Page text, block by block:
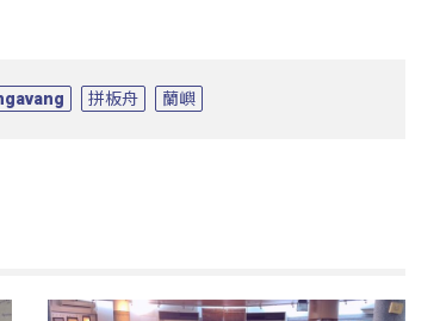
拼板舟 蘭嶼